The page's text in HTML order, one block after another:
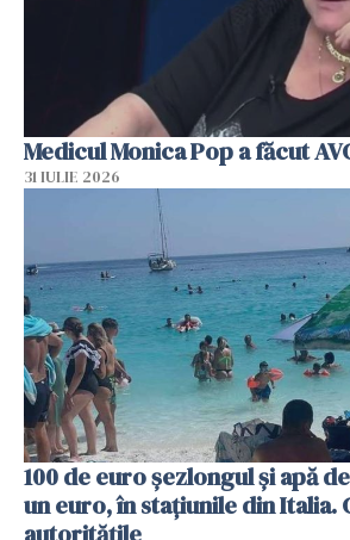
Medicul Monica Pop a făcut
31 IULIE 2026
100 de euro șezlongul și apă
un euro, în stațiunile din Italia.